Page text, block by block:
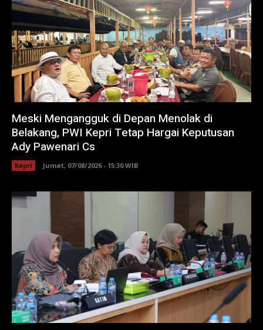
Meski Mengangguk di Depan Menolak di
Belakang, PWI Kepri Tetap Hargai Keputusan
Ady Pawenari Cs
Kepri Jumat, 07/08/2026 - 15:30 WIB